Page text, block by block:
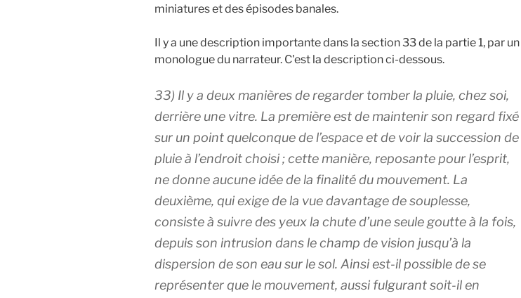
miniatures et des épisodes banales.
Il y a une description importante dans la section 33 de la partie 1, par un
monologue du narrateur. C'est la description ci-dessous.
33) Il y a deux manières de regarder tomber la pluie, chez soi,
derrière une vitre. La première est de maintenir son regard fixé
sur un point quelconque de l’espace et de voir la succession de
pluie à l’endroit choisi ; cette manière, reposante pour l’esprit,
ne donne aucune idée de la finalité du mouvement. La
deuxième, qui exige de la vue davantage de souplesse,
consiste à suivre des yeux la chute d’une seule goutte à la fois,
depuis son intrusion dans le champ de vision jusqu’à la
dispersion de son eau sur le sol. Ainsi est-il possible de se
représenter que le mouvement, aussi fulgurant soit-il en